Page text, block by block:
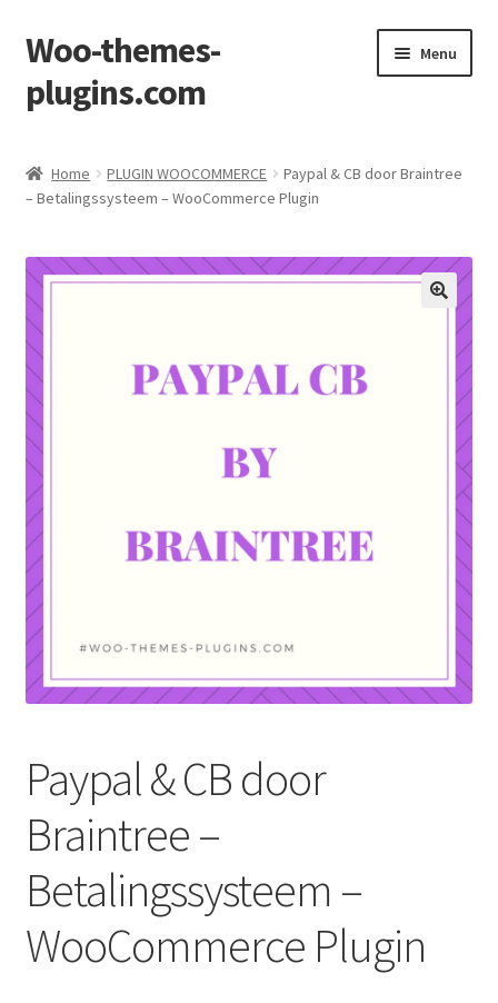
Ga
door
naar
Ga
naar
de
Woo-themes-
plugins.com
Menu
Afronden
Mijn account
Winkel
Winkelkarretje
Home PLUGIN WOOCOMMERCE
Paypal & CB door Braintree
– Betalingssysteem – WooCommerce Plugin
Paypal & CB door
Braintree –
Betalingssysteem –
WooCommerce Plugin